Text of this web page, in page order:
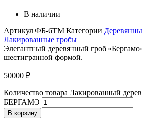
В наличии
Артикул ФБ-6ТМ Категории
Лакированные гробы
Элегантный деревянный гроб
шестигранной формой.
50000 ₽
Количество товара Лакированный
БЕРГАМО
В корзину